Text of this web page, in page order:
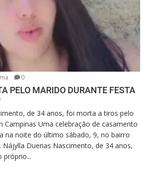
0
PELO MARIDO DURANTE FESTA
de 34 anos, foi morta a tiros pelo
Campinas Uma celebração de casamento
na noite do último sábado, 9, no bairro
Nájylla Duenas Nascimento, de 34 anos,
próprio...